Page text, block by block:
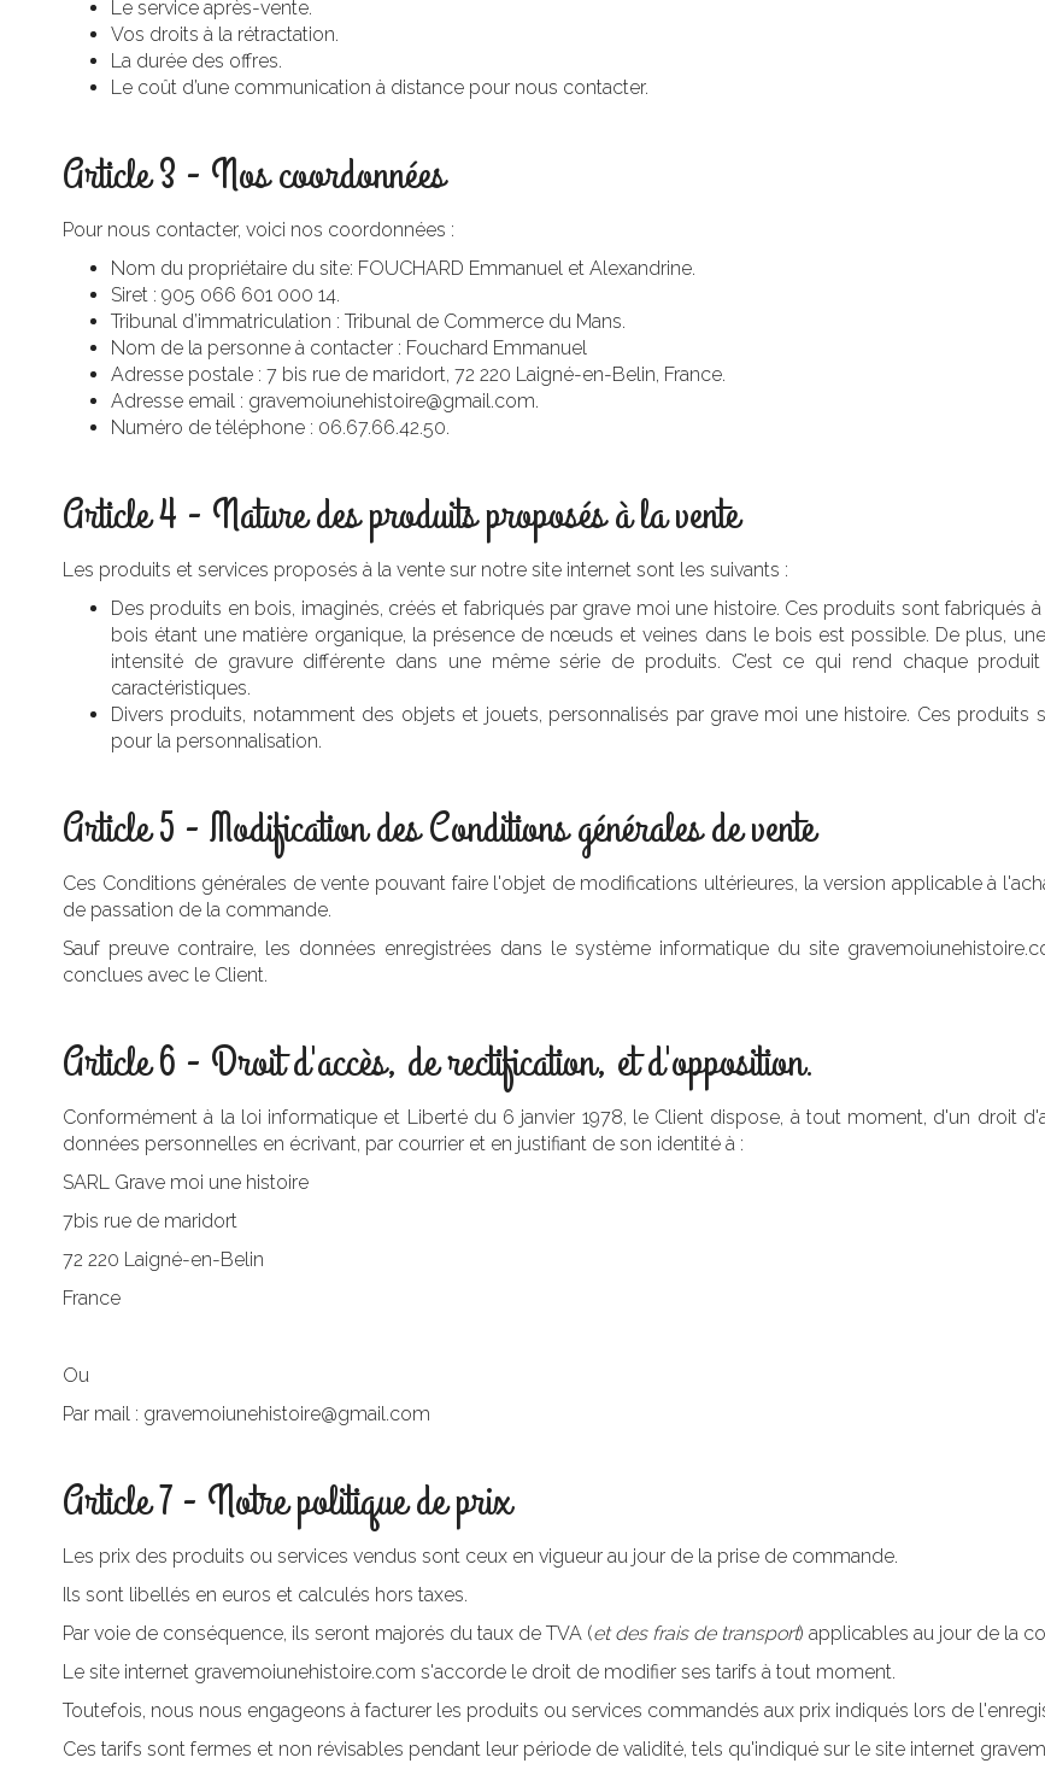
Le service après-vente.
Vos droits à la rétractation.
La durée des offres.
Le coût d’une communication à distance pour nous contacter.
Article 3 - Nos coordonnées
Pour nous contacter, voici nos coordonnées :
Nom du propriétaire du site: FOUCHARD Emmanuel et Alexandrine.
Siret : 905 066 601 000 14.
Tribunal d’immatriculation : Tribunal de Commerce du Mans.
Nom de la personne à contacter : Fouchard Emmanuel
Adresse postale : 7 bis rue de maridort, 72 220 Laigné-en-Belin, France.
Adresse email : gravemoiunehistoire@gmail.com.
Numéro de téléphone : 06.67.66.42.50.
Article 4 - Nature des produits proposés à la vente
Les produits et services proposés à la vente sur notre site internet sont les suivants :
Des produits en bois, imaginés, créés et fabriqués par grave moi une histoire. Ces produits sont fabriqués
bois étant une matière organique, la présence de nœuds et veines dans le bois est possible. De plus,
intensité de gravure différente dans une même série de produits. C’est ce qui rend chaque
caractéristiques.
Divers produits, notamment des objets et jouets, personnalisés par grave moi une histoire. Ces produits
pour la personnalisation.
Article 5 - Modification des Conditions générales de vente
Ces Conditions générales de vente pouvant faire l'objet de modifications ultérieures, la version applicable à
de passation de la commande.
Sauf preuve contraire, les données enregistrées dans le système informatique du site
conclues avec le Client.
Article 6 - Droit d'accès, de rectification, et d'opposition.
Conformément à la loi informatique et Liberté du 6 janvier 1978, le Client dispose, à tout moment, d'un droit
données personnelles en écrivant, par courrier et en justifiant de son identité à :
SARL Grave moi une histoire
7bis rue de maridort
72 220 Laigné-en-Belin
France
Ou
Par mail : gravemoiunehistoire@gmail.com
Article 7 - Notre politique de prix
Les prix des produits ou services vendus sont ceux en vigueur au jour de la prise de commande.
Ils sont libellés en euros et calculés hors taxes.
Par voie de conséquence, ils seront majorés du taux de TVA (et des frais de transport) applicables au jour de la
Le site internet gravemoiunehistoire.com s'accorde le droit de modifier ses tarifs à tout moment.
Toutefois, nous nous engageons à facturer les produits ou services commandés aux prix indiqués lors de
Ces tarifs sont fermes et non révisables pendant leur période de validité, tels qu'indiqué sur le site internet